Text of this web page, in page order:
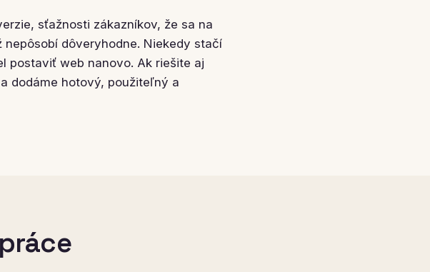
sťažnosti zákazníkov, že sa na
dôveryhodne. Niekedy stačí
postaviť web nanovo. Ak riešite aj
a dodáme hotový, použiteľný a